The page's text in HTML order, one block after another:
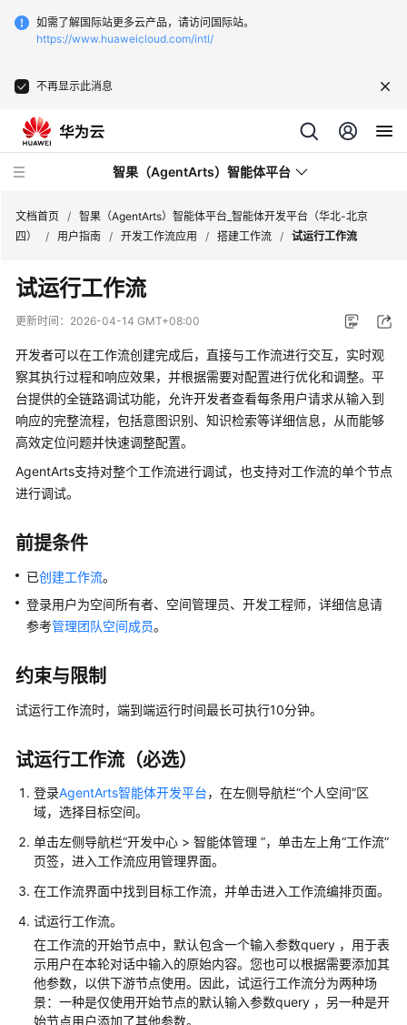
如需了解国际站更多云产品，请访问国际站。
https://www.huaweicloud.com/intl/
不再显示此消息
智果（AgentArts）智能体平台
最
新
动
产
品
介
绍
开
始
用
计
费
说
用
户
指
选
指
南
使
用
流
程
文档首页 / 智果（AgentArts）智能体平台_智能体开发平台（华北-北京
四）
/ 用户指南 / 开发工作流应用 / 搭建工作流 / 试运行工作流
试运行工作流
更新时间： 2026-04-14 GMT+08:00
开发者可以在工作流创建完成后，直接与工作流进行交互，实时观
察其执行过程和响应效果，并根据需要对配置进行优化和调整。平
台提供的全链路调试功能，允许开发者查看每条用户请求从输入到
响应的完整流程，包括意图识别、知识检索等详细信息，从而能够
高效定位问题并快速调整配置。
AgentArts支持对整个工作流进行调试，也支持对工作流的单个节点
进行调试。
前提条件
已创建工作流。
登录用户为空间所有者、空间管理员、开发工程师，详细信息请
参考管理团队空间成员。
约束与限制
试运行工作流时，端到端运行时间最长可执行10分钟。
试运行工作流（必选）
登录AgentArts智能体开发平台，在左侧导航栏“个人空间”区
域，选择目标空间。
单击左侧导航栏“开发中心 > 智能体管理 ”，单击左上角“工作流”
页签，进入工作流应用管理界面。
在工作流界面中找到目标工作流，并单击进入工作流编排页面。
试运行工作流。
在工作流的开始节点中，默认包含一个输入参数query ，用于表
示用户在本轮对话中输入的原始内容。您也可以根据需要添加其
他参数，以供下游节点使用。因此，试运行工作流分为两种场
景：一种是仅使用开始节点的默认输入参数query ，另一种是开
始节点用户添加了其他参数。